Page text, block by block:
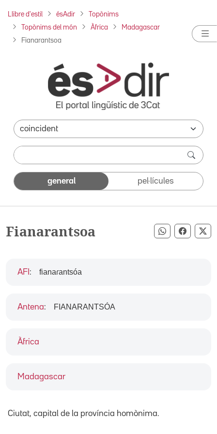
Llibre d'estil ésAdir Topònims
Topònims del món Àfrica Madagascar
Fianarantsoa
general pel·lícules
Fianarantsoa Compartir
Àfrica
Madagascar
AFI : fianaɾantsóa
Antena: FIANARANTSÓA
Ciutat, capital de la província homònima.